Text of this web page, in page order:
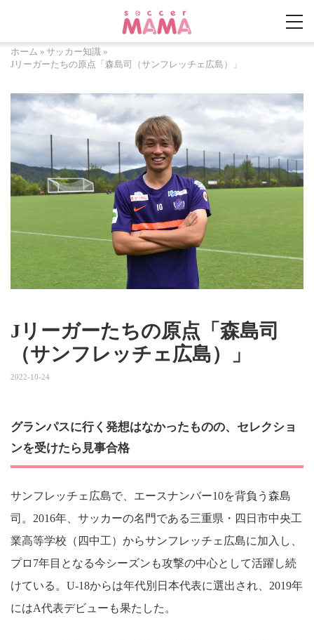
ホーム » サッカー知識 »
Jリーガーたちの原点「森島司（サンフレッチェ広島）」
Jリーガーたちの原点「森島司
（サンフレッチェ広島）」
2022-10-24
グランパスに行く発想はなかったものの、セレクショ
ンを受けたら見事合格
サンフレッチェ広島で、エースナンバー10を背負う森島
司。2016年、サッカーの名門である三重県・四日市中央工
業高等学校（四中工）からサンフレッチェ広島に加入し、
プロ7年目となる今シーズンも攻撃の中心として活躍し続
けている。U-18からは年代別日本代表に選出され、2019年
にはA代表デビューも果たした。